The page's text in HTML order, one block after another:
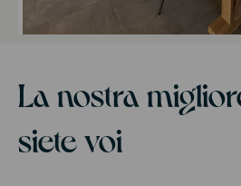
La nostra
siete voi